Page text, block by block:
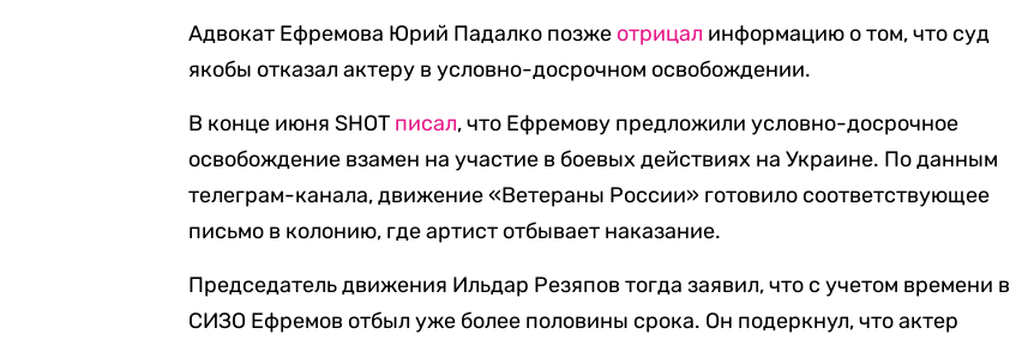
Адвокат Ефремова Юрий Падалко позже отрицал информацию о том, что суд
якобы отказал актеру в условно-досрочном освобождении.
В конце июня SHOT писал, что Ефремову предложили условно-досрочное
освобождение взамен на участие в боевых действиях на Украине. По данным
телеграм-канала, движение «Ветераны России» готовило соответствующее
письмо в колонию, где артист отбывает наказание.
Председатель движения Ильдар Резяпов тогда заявил, что с учетом времени в
СИЗО Ефремов отбыл уже более половины срока. Он подеркнул, что актер